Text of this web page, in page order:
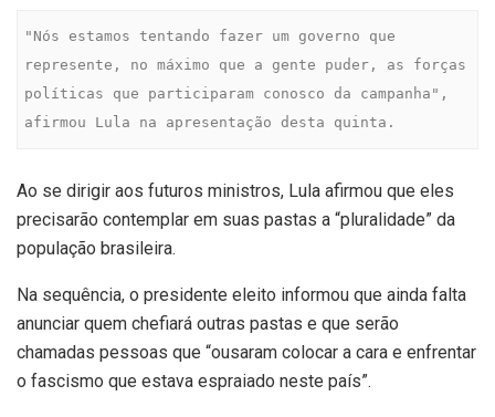
"Nós estamos tentando fazer um governo que
represente, no máximo que a gente puder, as forças
políticas que participaram conosco da campanha",
afirmou Lula na apresentação desta quinta.
Ao se dirigir aos futuros ministros, Lula afirmou que eles
precisarão contemplar em suas pastas a “pluralidade” da
população brasileira.
Na sequência, o presidente eleito informou que ainda falta
anunciar quem chefiará outras pastas e que serão
chamadas pessoas que “ousaram colocar a cara e enfrentar
o fascismo que estava espraiado neste país”.